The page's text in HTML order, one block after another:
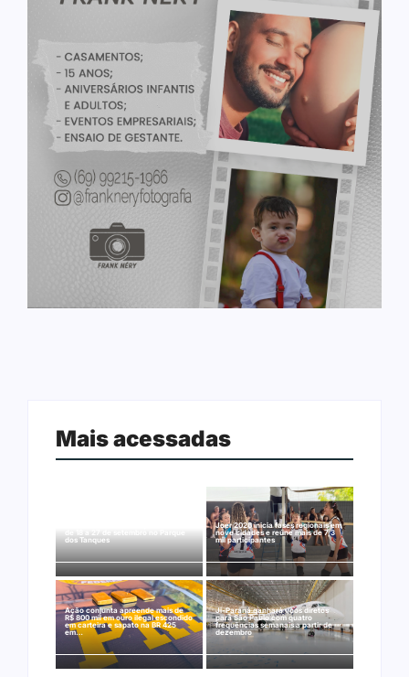
Mais acessadas
dos Tanques
Joer 2026 inicia fases regionais em
nove cidades e reúne mais de 7,3
mil participantes
Ação conjunta apreende mais de
R$ 800 mil em ouro ilegal escondido
em carteira e sapato na BR 425
em…
Ji-Paraná ganhará voos diretos
para São Paulo com quatro
frequências semanais a partir de
dezembro